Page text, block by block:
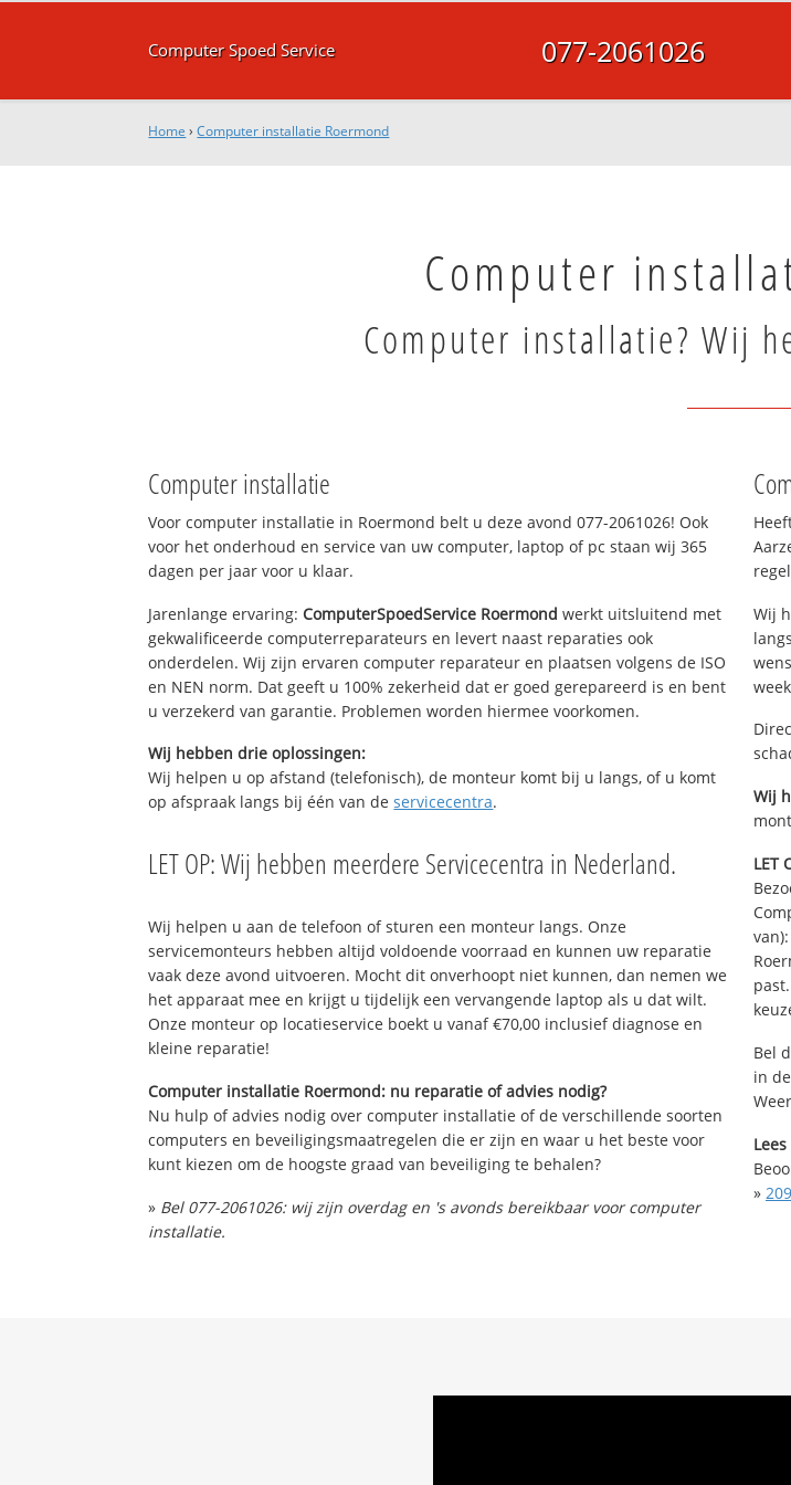
Computer Spoed Service 077-2061026
Home ›Computer installatie Roermond
Computer
Computer installatie? Wij
Computer installatie
Voor computer installatie in Roermond belt u deze avond 077-2061026! Ook
voor het onderhoud en service van uw computer, laptop of pc staan wij 365
dagen per jaar voor u klaar.
Jarenlange ervaring:ComputerSpoedService Roermond werkt uitsluitend met
gekwalificeerde computerreparateurs en levert naast reparaties ook
onderdelen. Wij zijn ervaren computer reparateur en plaatsen volgens de ISO
en NEN norm. Dat geeft u 100% zekerheid dat er goed gerepareerd is en bent
u verzekerd van garantie. Problemen worden hiermee voorkomen.
Wij hebben drie oplossingen:
Wij helpen u op afstand (telefonisch), de monteur komt bij u langs, of u komt
op afspraak langs bij één van deservicecentra.
LET OP: Wij hebben meerdere Servicecentra in Nederland.
Wij helpen u aan de telefoon of sturen een monteur langs. Onze
servicemonteurs hebben altijd voldoende voorraad en kunnen uw reparatie
vaak deze avond uitvoeren. Mocht dit onverhoopt niet kunnen, dan nemen we
het apparaat mee en krijgt u tijdelijk een vervangende laptop als u dat wilt.
Onze monteur op locatieservice boekt u vanaf €70,00 inclusief diagnose en
kleine reparatie!
Computer installatie Roermond: nu reparatie of advies nodig?
Nu hulp of advies nodig over computer installatie of de verschillende soorten
computers en beveiligingsmaatregelen die er zijn en waar u het beste voor
kunt kiezen om de hoogste graad van beveiliging te behalen?
» Bel 077-2061026: wij zijn overdag en 's avonds bereikbaar voor computer
installatie.
Wij
Wij
LET
Bel
in
» 209